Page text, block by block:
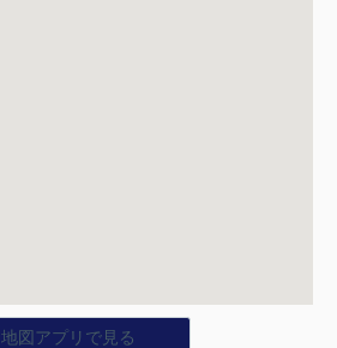
地図アプリで見る